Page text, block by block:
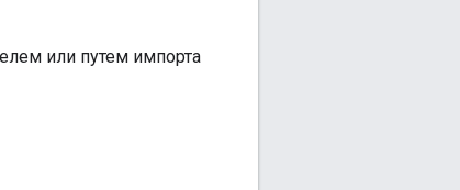
или путем импорта